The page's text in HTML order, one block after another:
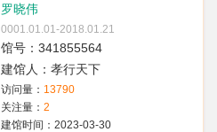
罗晓伟
0001.01.01-2018.01.21
馆号：341855564
建馆人：孝行天下
访问量： 13790
关注量： 2
建馆时间：2023-03-30